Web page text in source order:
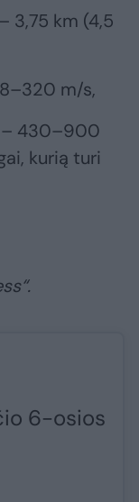
3,75 km (4,5
m/s,
– 430–900
kurią turi
6-osios